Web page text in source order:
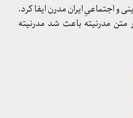
اجتماعیِ ایران مدرن ایفا کرد.
مدرنیته باعث شد مدرنیته